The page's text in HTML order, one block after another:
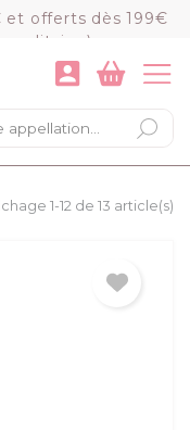
et offerts dès 199€
×
1-12 de 13 article(s)